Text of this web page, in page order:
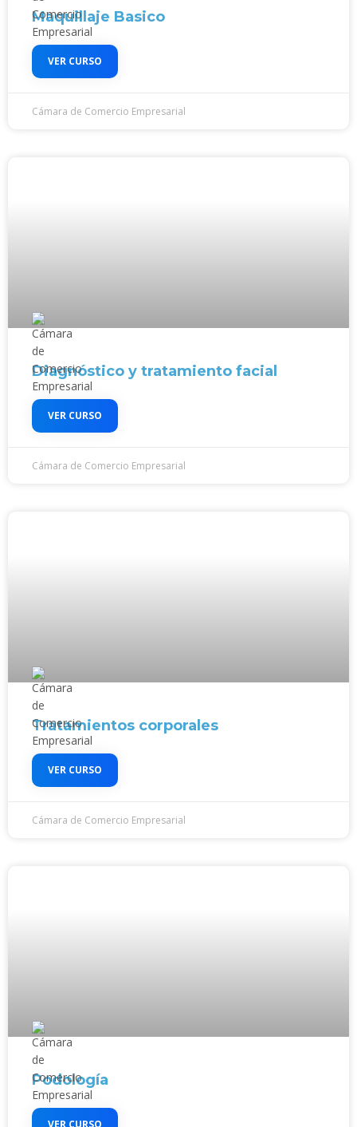
Maquillaje Basico
VER CURSO
Cámara de Comercio Empresarial
Diagnóstico y tratamiento facial
VER CURSO
Cámara de Comercio Empresarial
Tratamientos corporales
VER CURSO
Cámara de Comercio Empresarial
Podología
VER CURSO